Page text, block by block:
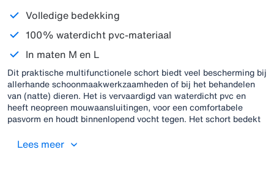
Volledige bedekking
100% waterdicht pvc-materiaal
In maten M en L
Dit praktische multifunctionele schort biedt veel bescherming bij
allerhande schoonmaakwerkzaamheden of bij het behandelen
van (natte) dieren. Het is vervaardigd van waterdicht pvc en
heeft neopreen mouwaansluitingen, voor een comfortabele
pasvorm en houdt binnenlopend vocht tegen. Het schort bedekt
eenvoudig aan te doen met de flexibele band rond de hals en de
Lees meer